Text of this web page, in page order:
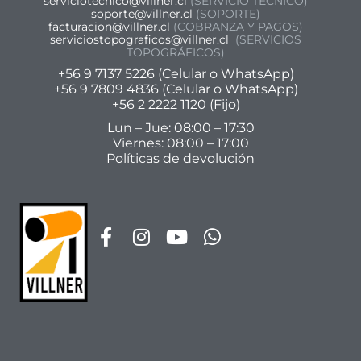
soporte@villner.cl (SOPORTE)
facturacion@villner.cl (COBRANZA Y PAGOS)
serviciostopograficos@villner.cl (SERVICIOS
TOPOGRÁFICOS)
+56 9 7137 5226 (Celular o WhatsApp)
+56 9 7809 4836 (Celular o WhatsApp)
+56 2 2222 1120 (Fijo)
Lun – Jue: 08:00 – 17:30
Viernes: 08:00 – 17:00
Políticas de devolución